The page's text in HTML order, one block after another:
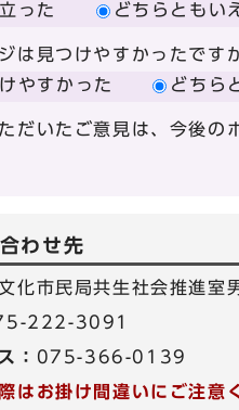
った
どちらともい
は見つけやすかったです
やすかった
どちら
だいたご意見は、今後の
わせ先
化市民局共生社会推進室
222-3091
： 075-366-0139
はお掛け間違いにご注意